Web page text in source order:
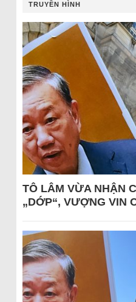
TRUYỀN HÌNH
TÔ LÂM VỪA NHẬN
„DỚP“, VƯỢNG VIN